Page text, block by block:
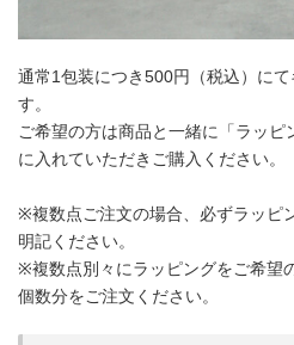
通常1包装につき500円（税込）に
す。
ご希望の方は商品と一緒に「ラッピ
に入れていただきご購入ください。
※複数点ご注文の場合、必ずラッピ
明記ください。
※複数点別々にラッピングをご希望
個数分をご注文ください。